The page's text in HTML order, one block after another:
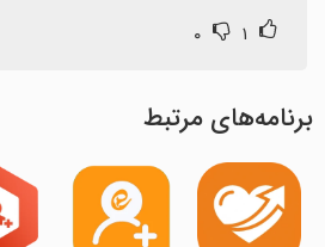
۱ ۰
برنامه‌های مرتبط